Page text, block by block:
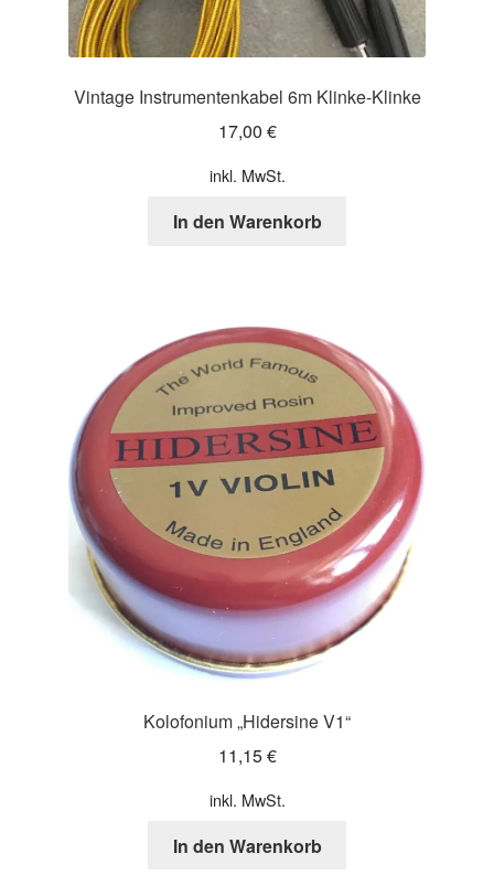
Vintage Instrumentenkabel 6m Klinke-Klinke
17,00 €
inkl. MwSt.
In den Warenkorb
Kolofonium „Hidersine V1“
11,15€
inkl. MwSt.
In den Warenkorb